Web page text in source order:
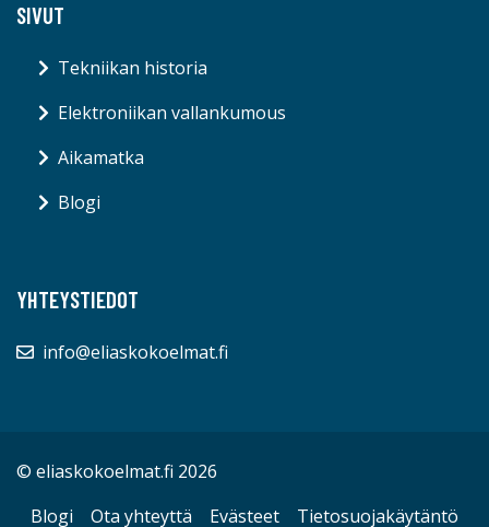
SIVUT
Tekniikan historia
Elektroniikan vallankumous
Aikamatka
Blogi
YHTEYSTIEDOT
info@eliaskokoelmat.fi
© eliaskokoelmat.fi 2026
Blogi
Ota yhteyttä Evästeet Tietosuojakäytäntö